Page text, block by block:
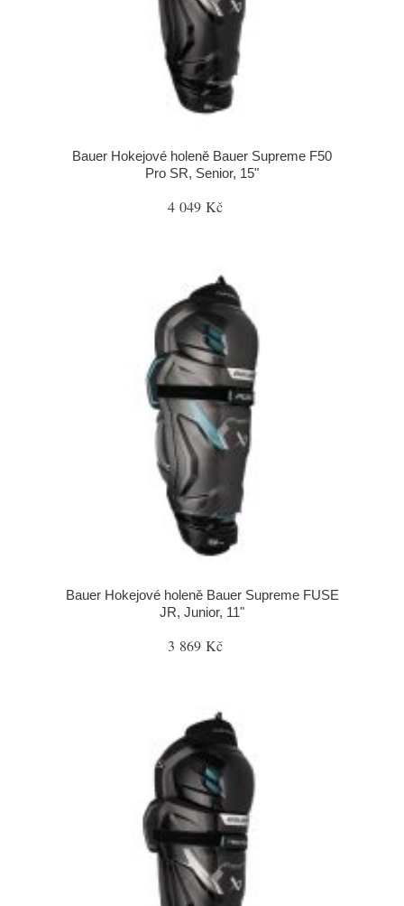
Bauer Hokejové holeně Bauer Supreme F50
Pro SR, Senior, 15"
4 049 Kč
Bauer Hokejové holeně Bauer Supreme FUSE
JR, Junior, 11"
3 869 Kč